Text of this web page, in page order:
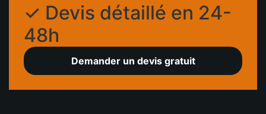
✓ Devis détaillé en 24-
48h
Demander un devis gratuit